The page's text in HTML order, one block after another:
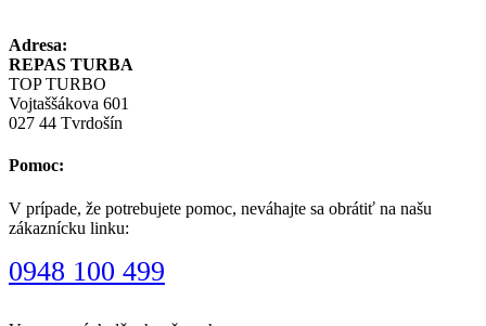
Adresa:
REPAS TURBA
TOP TURBO
Vojtaššákova 601
027 44 Tvrdošín
Pomoc:
V prípade, že potrebujete pomoc, neváhajte sa obrátiť na našu
zákaznícku linku:
0948 100 499